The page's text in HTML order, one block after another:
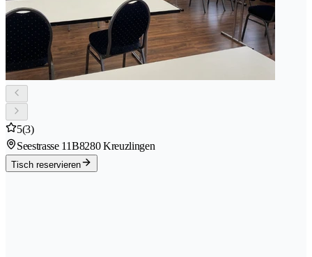
5(3)
Seestrasse 11B8280 Kreuzlingen
Tisch reservieren